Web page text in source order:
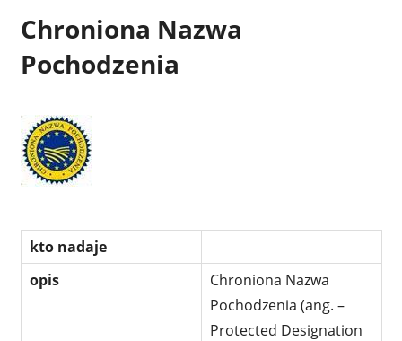
Chroniona Nazwa
Pochodzenia
kto nadaje
opis
Chroniona Nazwa
Pochodzenia (ang. –
Protected Designation